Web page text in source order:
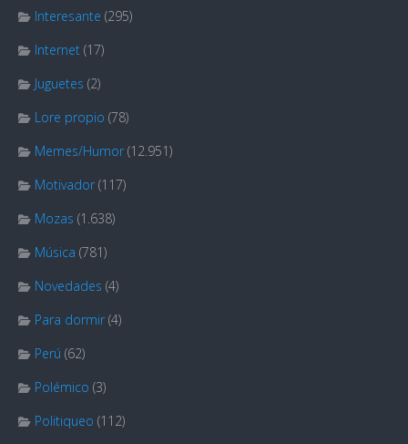
Interesante (295)
Internet (17)
Juguetes (2)
Lore propio (78)
Memes/Humor (12.951)
Motivador (117)
Mozas (1.638)
Música (781)
Novedades (4)
Para dormir (4)
Perú (62)
Polémico (3)
Politiqueo (112)